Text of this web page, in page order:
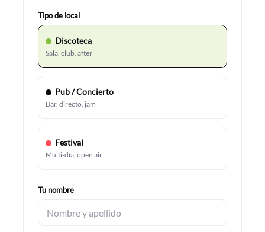
Tipo de local
Discoteca
Sala, club, after
Pub / Concierto
Bar, directo, jam
Festival
Multi-día, open air
Tu nombre